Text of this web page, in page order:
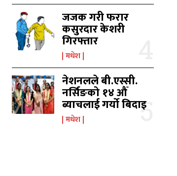
जजक गरी फरार
कसुरदार केशरी
गिरफ्तार
मधेश
नेशनलले बी.एस्सी.
नर्सिङको १४ औँ
ब्याचलाई गर्यो बिदाइ
मधेश